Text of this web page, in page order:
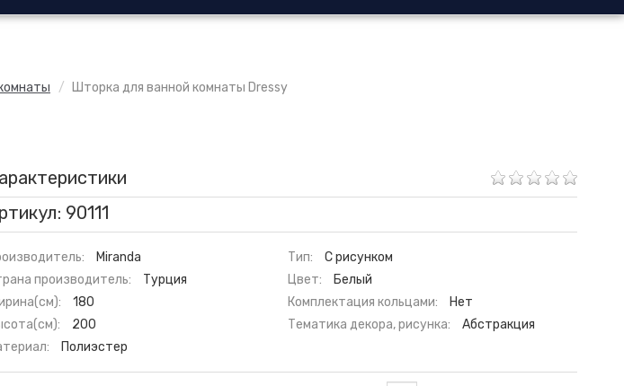
Шторка для ванной комнаты Dressy
90111
Miranda
производитель:
Турция
180
200
Полиэстер
Тип:
С рисунком
Цвет:
Белый
Комплектация кольцами:
Нет
Тематика декора, рисунка:
Абстракция